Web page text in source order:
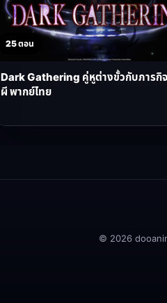
25 ตอน
Dark Gathering คู่หูต่างขั้วกับภารกิ
ผี พากย์ไทย
© 2026